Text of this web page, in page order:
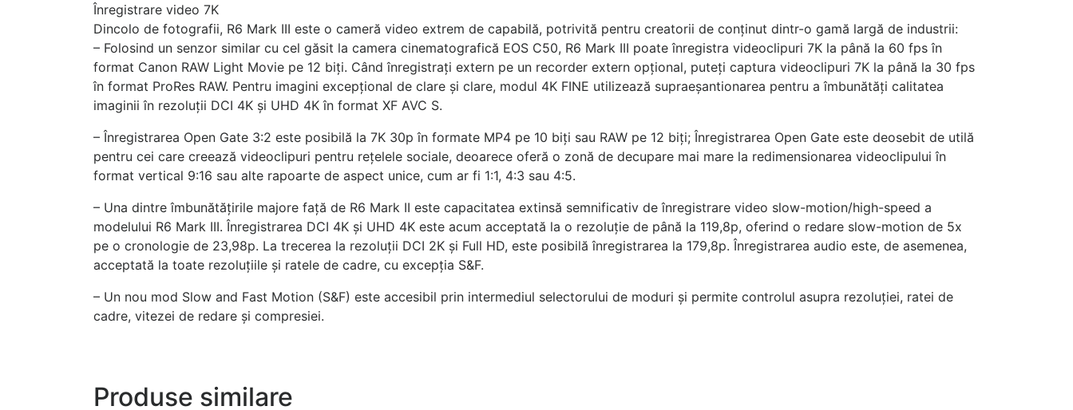
Înregistrare video 7K
Dincolo de fotografii, R6 Mark III este o cameră video extrem de capabilă, potrivită pentru creatorii de conținut dintr-o gamă largă de industrii:
– Folosind un senzor similar cu cel găsit la camera cinematografică EOS C50, R6 Mark III poate înregistra videoclipuri 7K la până la 60 fps în
format Canon RAW Light Movie pe 12 biți. Când înregistrați extern pe un recorder extern opțional, puteți captura videoclipuri 7K la până la 30 fps
în format ProRes RAW. Pentru imagini excepțional de clare și clare, modul 4K FINE utilizează supraeșantionarea pentru a îmbunătăți calitatea
imaginii în rezoluții DCI 4K și UHD 4K în format XF AVC S.
– Înregistrarea Open Gate 3:2 este posibilă la 7K 30p în formate MP4 pe 10 biți sau RAW pe 12 biți; Înregistrarea Open Gate este deosebit de utilă
pentru cei care creează videoclipuri pentru rețelele sociale, deoarece oferă o zonă de decupare mai mare la redimensionarea videoclipului în
format vertical 9:16 sau alte rapoarte de aspect unice, cum ar fi 1:1, 4:3 sau 4:5.
– Una dintre îmbunătățirile majore față de R6 Mark II este capacitatea extinsă semnificativ de înregistrare video slow-motion/high-speed a
modelului R6 Mark III. Înregistrarea DCI 4K și UHD 4K este acum acceptată la o rezoluție de până la 119,8p, oferind o redare slow-motion de 5x
pe o cronologie de 23,98p. La trecerea la rezoluții DCI 2K și Full HD, este posibilă înregistrarea la 179,8p. Înregistrarea audio este, de asemenea,
acceptată la toate rezoluțiile și ratele de cadre, cu excepția S&F.
– Un nou mod Slow and Fast Motion (S&F) este accesibil prin intermediul selectorului de moduri și permite controlul asupra rezoluției, ratei de
cadre, vitezei de redare și compresiei.
Produse similare